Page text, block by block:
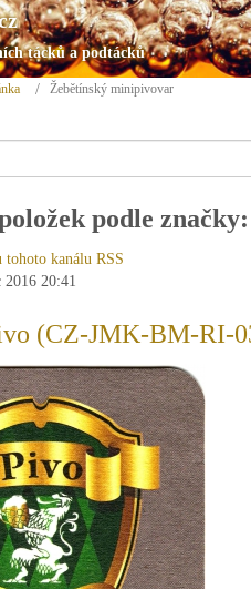
tácků a podtácků
Žebětínský minipivovar
podle
tohoto kanálu RSS
20:41
(CZ-JMK-BM-RI-